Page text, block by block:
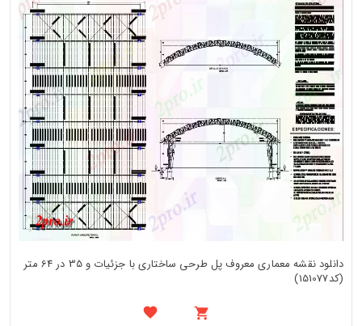
دانلود نقشه معماری معروف پل طرحی ساختاری با جزئیات و 35 در 64 متر
(کد151077)